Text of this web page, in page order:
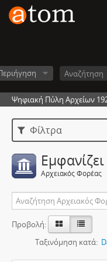
Ψηφιακή Πύλη Αρχείων
Φίλτρα
Αρχειακός Φορέας
Προβολή:
Ταξινόμηση κατά: